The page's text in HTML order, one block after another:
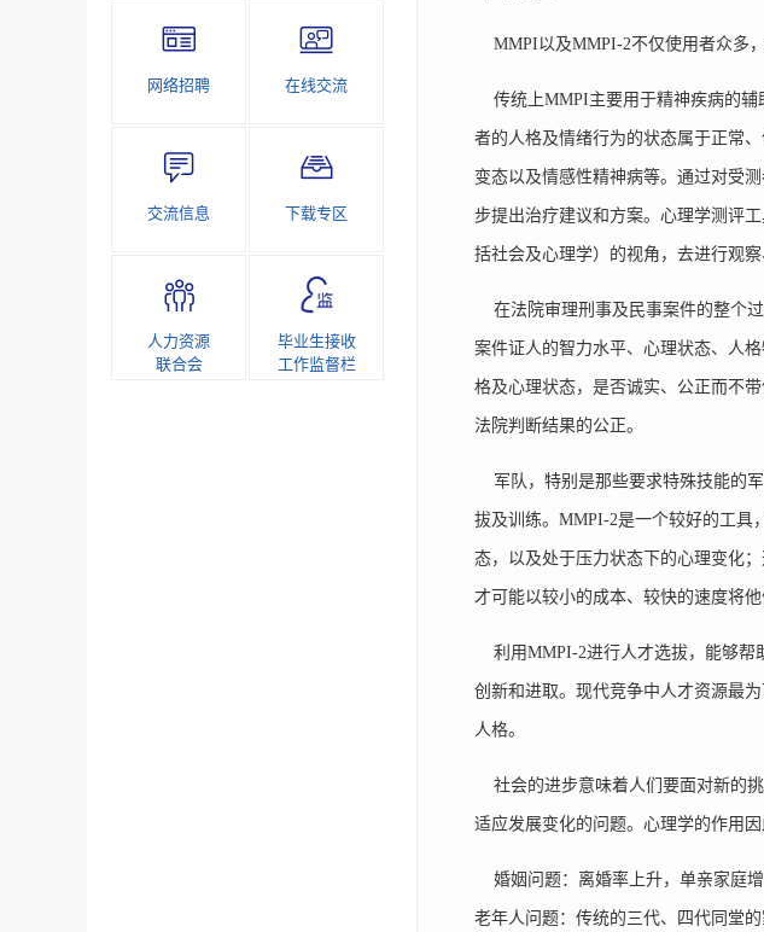
网络招聘 在线交流
交流信息 下载专区
人力资源
联合会
毕业生接收
工作监督栏
MMPI以及MMPI-2不仅使用者众多
传统上MMPI主要用于精神疾病的辅
者的人格及情绪行为的状态属于正常
变态以及情感性精神病等。通过对受
步提出治疗建议和方案。心理学测评
括社会及心理学）的视角，去进行观察
在法院审理刑事及民事案件的整个
案件证人的智力水平、心理状态、人
格及心理状态，是否诚实、公正而不
法院判断结果的公正。
军队，特别是那些要求特殊技能的
拔及训练。MMPI-2是一个较好的工具
态，以及处于压力状态下的心理变化
才可能以较小的成本、较快的速度将
利用MMPI-2进行人才选拔，能够帮
创新和进取。现代竞争中人才资源最
人格。
社会的进步意味着人们要面对新的
适应发展变化的问题。心理学的作用
婚姻问题：离婚率上升，单亲家庭增
老年人问题：传统的三代、四代同堂